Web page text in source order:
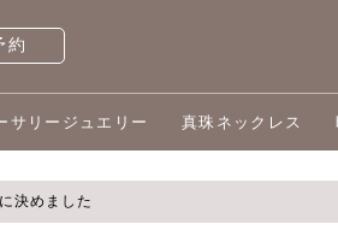
約
サリージュエリー 真珠ネックレス
決めました